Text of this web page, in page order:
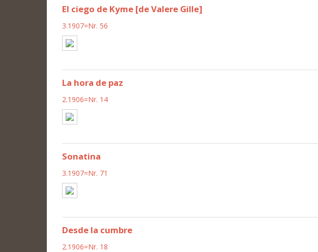
El ciego de Kyme [de Valere Gille]
3.1907=Nr. 56
La hora de paz
2.1906=Nr. 14
Sonatina
3.1907=Nr. 71
Desde la cumbre
2.1906=Nr. 18